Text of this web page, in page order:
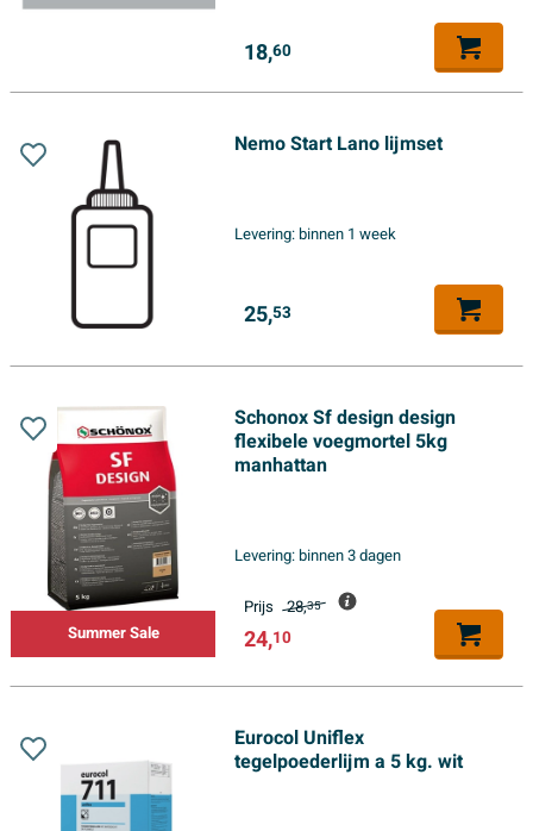
18,60
Nemo Start Lano lijmset
Levering:binnen 1 week
25,53
Summer Sale
Schonox Sf design design
flexibele voegmortel 5kg
manhattan
Levering:binnen 3 dagen
Prijs 28,35
24,10
Eurocol Uniflex
tegelpoederlijm a 5 kg. wit